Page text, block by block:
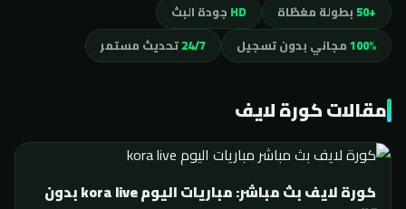
+50 بطولة مغطّاة HD جودة البث
100%مجاني بدون تسجيل 24/7تحديث مستمر
مقالات كورة لايف
كورة لايف بث مباشر: مباريات اليوم kora live بدون